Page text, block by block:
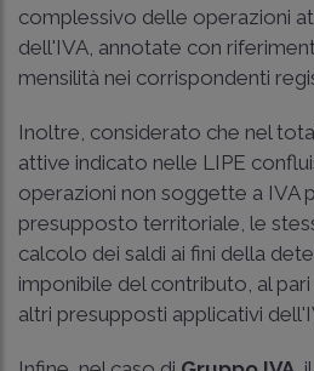
complessivo delle operazioni
dell'IVA, annotate con
mensilità nei corrispondenti
Inoltre, considerato che nel
attive indicato nelle LIPE
operazioni non soggette a IVA
presupposto territoriale, le
calcolo dei saldi ai fini della
imponibile del contributo, al
altri presupposti applicativi